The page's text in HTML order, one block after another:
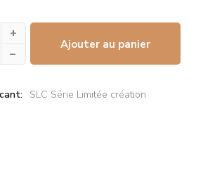
+
–
Ajouter au panier
SLC Série Limitée création